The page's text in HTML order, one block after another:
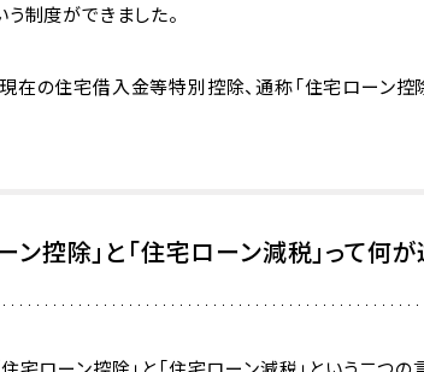
う制度ができました。
在の住宅借入金等特別控除、通称「住宅ローン控
ン控除」と「住宅ローン減税」って何が